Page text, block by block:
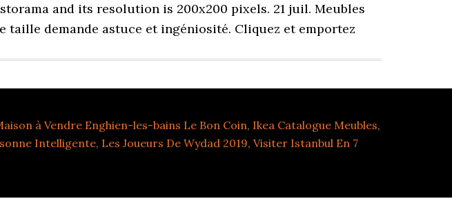
and its resolution is 200x200 pixels. 21 juil. Meubles
taille demande astuce et ingéniosité. Cliquez et emportez
à Vendre Enghien-les-bains Le Bon Coin, Ikea Catalogue Meubles,
Intelligente, Les Joueurs De Wydad 2019, Visiter Istanbul En 7